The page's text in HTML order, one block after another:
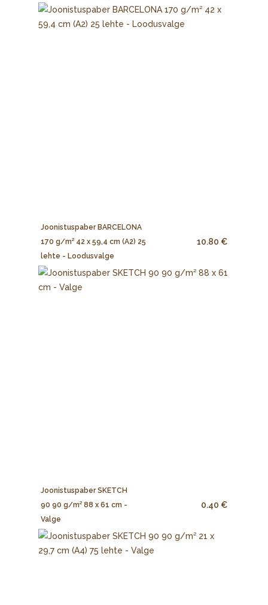
Joonistuspaber BARCELONA
170 g/m² 42 x 59,4 cm (A2) 25
lehte - Loodusvalge
10.80 €
Joonistuspaber SKETCH
90 90 g/m² 88 x 61 cm -
Valge
0.40 €